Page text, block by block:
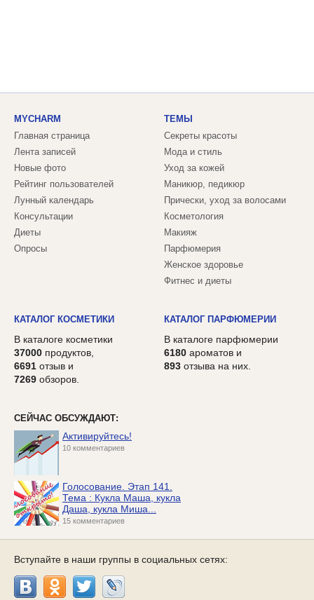
MYCHARM
Главная страница
Лента записей
Новые фото
Рейтинг пользователей
Лунный календарь
Консультации
Диеты
Опросы
ТЕМЫ
Секреты красоты
Мода и стиль
Уход за кожей
Маникюр, педикюр
Прически, уход за волосами
Косметология
Макияж
Парфюмерия
Женское здоровье
Фитнес и диеты
КАТАЛОГ КОСМЕТИКИ
В каталоге косметики
37000 продуктов,
6691 отзыв и
7269 обзоров.
КАТАЛОГ ПАРФЮМЕРИИ
В каталоге парфюмерии
6180 ароматов и
893 отзыва на них.
СЕЙЧАС ОБСУЖДАЮТ:
Активируйтесь!
10 комментариев
Голосование. Этап 141.
Тема : Кукла Маша, кукла
Даша, кукла Миша...
15 комментариев
Вступайте в наши группы в социальных сетях: